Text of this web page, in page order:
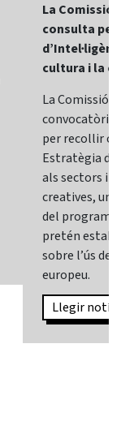
La Comissió
consulta
cultura i la
La Comissió
convocatòria
per recollir
Estratègia
als sectors i
creatives,
del programa
pretén
sobre l’ús de
europeu.
Llegir